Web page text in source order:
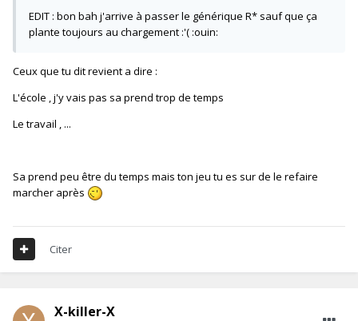
EDIT : bon bah j'arrive à passer le générique R* sauf que ça
plante toujours au chargement :'( :ouin:
Ceux que tu dit revient a dire :
L'école , j'y vais pas sa prend trop de temps
Le travail , ...
Sa prend peu être du temps mais ton jeu tu es sur de le refaire
marcher après
Citer
X-killer-X